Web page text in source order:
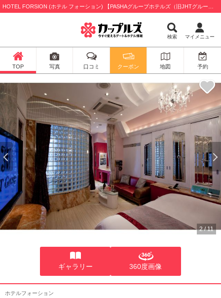
検索 マイメニュー
TOP 写真 口コミ クーポン 地図 予約
2/11
ギャラリー 360度画像
ホテルフォーション